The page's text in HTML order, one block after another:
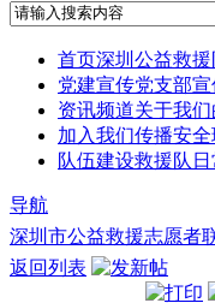
首页深圳公益救援
党建宣传党支部
资讯频道关于我
加入我们传播安
队伍建设救援队
导航
深圳市公益救援志愿者
返回列表